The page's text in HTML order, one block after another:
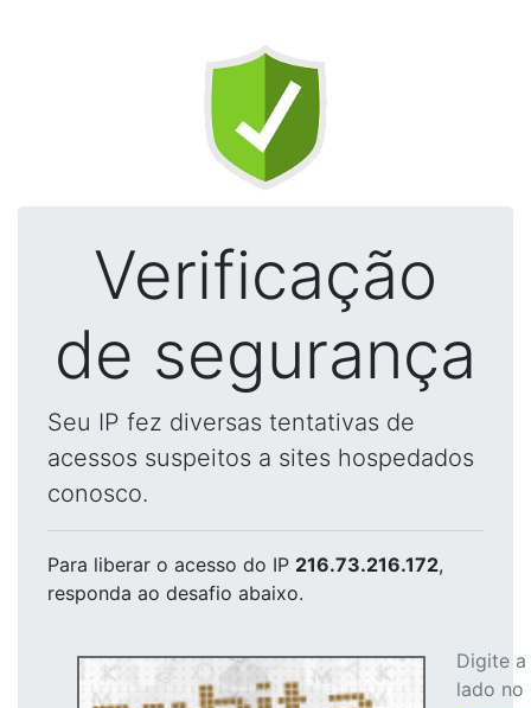
Verificação
de segurança
Seu IP fez diversas tentativas de
acessos suspeitos a sites hospedados
conosco.
Para liberar o acesso do IP 216.73.216.172,
responda ao desafio abaixo.
Digite
lado no